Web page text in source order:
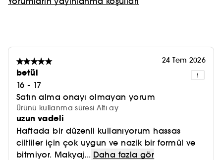
24 Tem 2026
betül
16 - 17
Satın alma onayı olmayan yorum
Ürünü kullanma süresi Altı ay
uzun vadeli
Haftada bir düzenli kullanıyorum hassas
ciltliler için çok uygun ve nazik bir formül ve
bitmiyor. Makyaj... Daha fazla gör